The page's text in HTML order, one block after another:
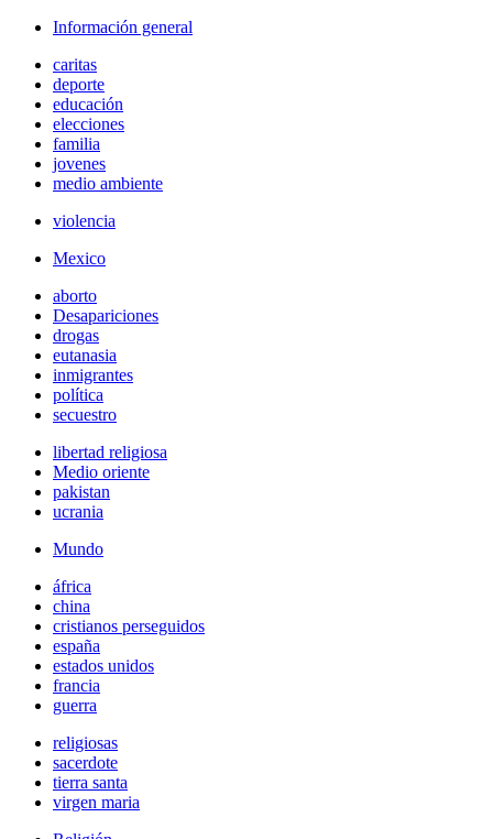
Información general
caritas
deporte
educación
elecciones
familia
jovenes
medio ambiente
violencia
Mexico
aborto
Desapariciones
drogas
eutanasia
inmigrantes
política
secuestro
libertad religiosa
Medio oriente
pakistan
ucrania
Mundo
áfrica
china
cristianos perseguidos
españa
estados unidos
francia
guerra
religiosas
sacerdote
tierra santa
virgen maria